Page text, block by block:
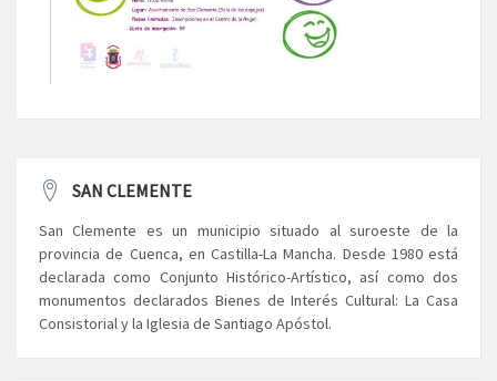
SAN CLEMENTE
San Clemente es un municipio situado al suroeste de la
provincia de Cuenca, en Castilla-La Mancha. Desde 1980 está
declarada como Conjunto Histórico-Artístico, así como dos
monumentos declarados Bienes de Interés Cultural: La Casa
Consistorial y la Iglesia de Santiago Apóstol.